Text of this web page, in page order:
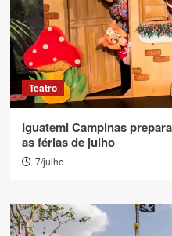
Teatro
Iguatemi Campinas
as férias de julho
7/julho